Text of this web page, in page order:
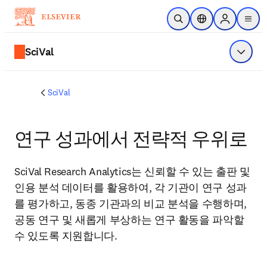
주요 콘텐츠로 건너뛰기
검색 열기위치 선택기Sign in to
menu
SciVal 메뉴
SciVal
연구 성과에서 전략적 우위로
SciVal Research Analytics는 신뢰할 수 있는 출판 및
인용 분석 데이터를 활용하여, 각 기관이 연구 성과
를 평가하고, 동종 기관과의 비교 분석을 수행하며,
공동 연구 및 새롭게 부상하는 연구 활동을 파악할
수 있도록 지원합니다.